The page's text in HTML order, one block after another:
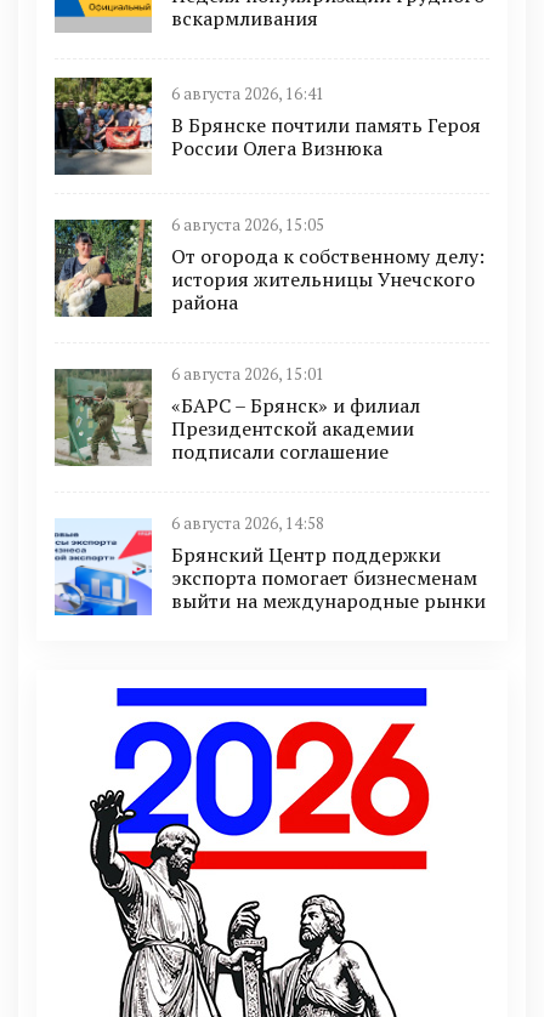
вскармливания
6 августа 2026, 16:41
В Брянске почтили память Героя
России Олега Визнюка
6 августа 2026, 15:05
От огорода к собственному делу:
история жительницы Унечского
района
6 августа 2026, 15:01
«БАРС – Брянск» и филиал
Президентской академии
подписали соглашение
6 августа 2026, 14:58
Брянский Центр поддержки
экспорта помогает бизнесменам
выйти на международные рынки